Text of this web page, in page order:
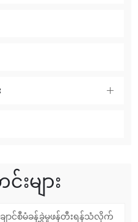
များ
ောင်စီမံခန့်ခွဲမှုဖန်တီးရန်သံလိုက်